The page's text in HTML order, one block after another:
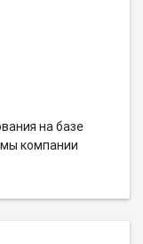
на базе
компании